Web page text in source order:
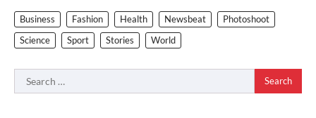
Business Fashion Health Newsbeat
Photoshoot
Science
Sport Stories World
Search
for: